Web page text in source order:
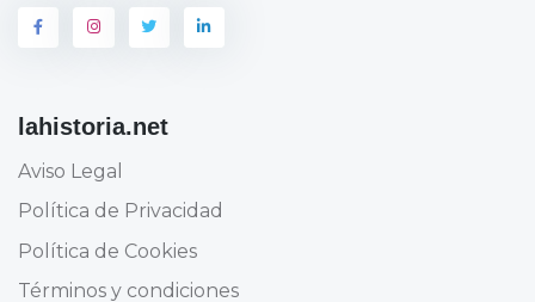
lahistoria.net
Aviso Legal
Política de Privacidad
Política de Cookies
Términos y condiciones